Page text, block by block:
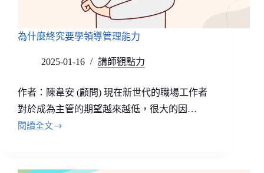
為什麼終究要學領導管理能力
2025-01-16 講師觀點力
作者：陳韋安 (顧問) 現在新世代的職場工作者
對於成為主管的期望越來越低，很大的因…
閱讀全文